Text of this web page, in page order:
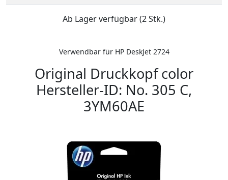
Ab Lager verfügbar (2 Stk.)
Verwendbar für HP DeskJet 2724
Original Druckkopf color
Hersteller-ID: No. 305 C,
3YM60AE